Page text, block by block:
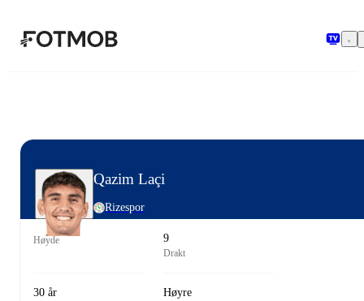
Qazim Laçi
Rizespor
Høyde 9
Drakt
30 år Høyre